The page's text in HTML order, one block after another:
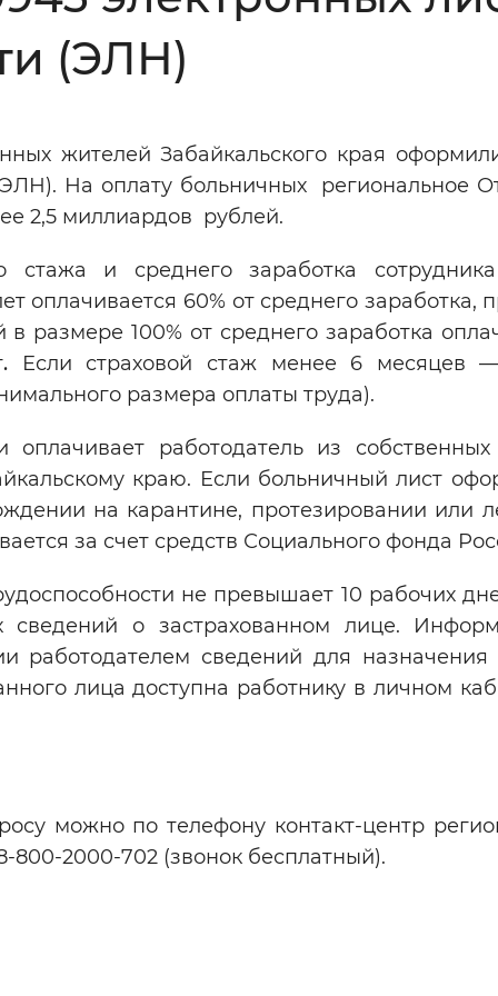
Остановить
(ЭЛН)
жителей Забайкальского края
На оплату больничных региональное
2,5 миллиардов рублей.
стажа и среднего заработка
оплачивается 60% от среднего заработка,
размере 100% от среднего заработка
. Если страховой стаж менее 6 месяцев
размера оплаты труда).
работодатель из собственных
краю. Если больничный лист
на карантине, протезировании или
за счет средств Социального фонда
не превышает 10 рабочих
сведений о застрахованном лице.
работодателем сведений для назначения
лица доступна работнику в личном
можно по телефону контакт-центр
2000-702 (звонок бесплатный).